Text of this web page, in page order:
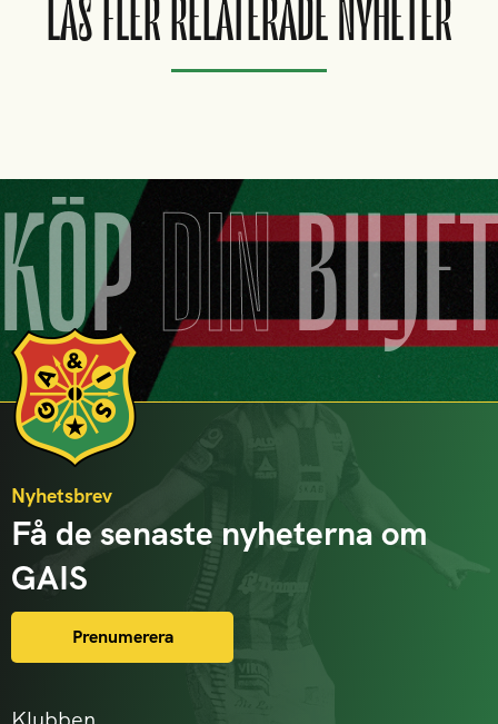
LÄS FLER RELATERADE NYHETER
KÖPDIN
Nyhetsbrev
Få de senaste nyheterna om
GAIS
Prenumerera